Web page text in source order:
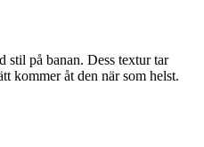
på banan. Dess textur tar
kommer åt den när som helst.